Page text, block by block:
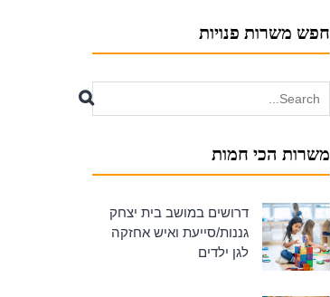
חפש משרות פנויות
for:
משרות הכי חמות
דרושים במושב בית יצחק
גננות/סייעת ואיש אחזקה
לגן ילדים